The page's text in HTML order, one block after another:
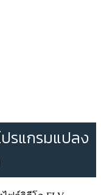
รแกรมแปลง